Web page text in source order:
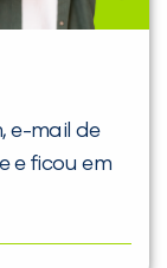
e-mail de
e ficou em